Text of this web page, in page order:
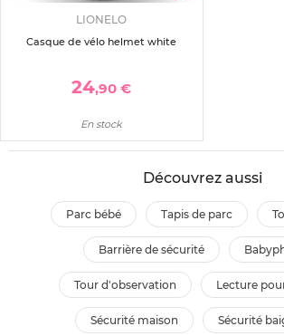
LIONELO
Casque de vélo helmet white
24,90 €
En stock
Découvrez aussi
parc bébé tapis de parc
barrière de sécurité
tour d'observation lecture
sécurité maison sécurité